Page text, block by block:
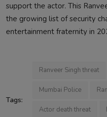
support the actor. This
the growing list of security
entertainment fraternity in
Tags:
Ranveer Singh threat
Mumbai Police
Actor death threat